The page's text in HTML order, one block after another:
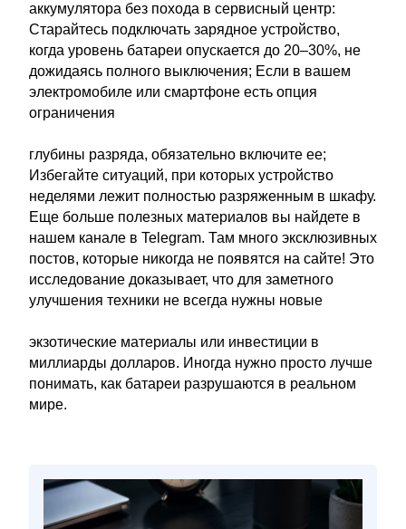
аккумулятора без похода в сервисный центр:
Старайтесь подключать зарядное устройство,
когда уровень батареи опускается до 20–30%, не
дожидаясь полного выключения; Если в вашем
электромобиле или смартфоне есть опция
ограничения
глубины разряда, обязательно включите ее;
Избегайте ситуаций, при которых устройство
неделями лежит полностью разряженным в шкафу.
Еще больше полезных материалов вы найдете в
нашем канале в Telegram. Там много эксклюзивных
постов, которые никогда не появятся на сайте! Это
исследование доказывает, что для заметного
улучшения техники не всегда нужны новые
экзотические материалы или инвестиции в
миллиарды долларов. Иногда нужно просто лучше
понимать, как батареи разрушаются в реальном
мире.